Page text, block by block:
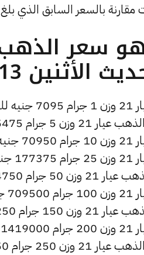
بالسعر السابق الذي بلغ 53.85 جنيهًا للبيع و0 جنيهًا للشراء.
13 أبريل الساعة 11:55 صباحًا )
جنيه.
35475 جنيه للشراء، وللبيع 35725 جنيه.
جنيه.
جنيه.
جنيه للشراء، وللبيع 357250 جنيه.
جنيه.
جنيه للشراء، وللبيع 1071750 جنيه.
جنيه.
1773750 جنيه للشراء، وللبيع 1786250 جنيه.